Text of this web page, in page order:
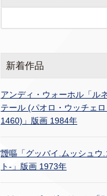
新着作品
アンディ・ウォーホル「ル
テール (パオロ・ウッチェ
1460)」版画 1984年
靉嘔「グッバイ.ムッシュウ
ト-」版画 1973年